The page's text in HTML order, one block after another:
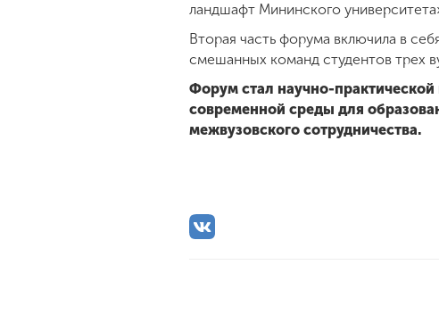
ландшафт Мининского
Вторая часть форума включила в
смешанных команд студентов трех
Форум стал научно-
современной среды для
межвузовского сотрудничества.